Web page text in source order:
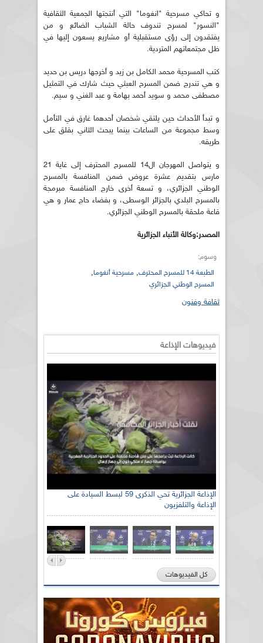
و تحاكي مسرحية "انغوما" التي أنتجتها الجمعية الثقافية
"النسور" لمسرح تندوف حالة الشباب الضائع و من
يفتقدون إلى رؤى مستقبلية أو مشاريع يسعون إليها في
ظل مجتمعاتهم المتردية.
كتب المسرحية محمد الكامل بن زيد و أخرجها دريس بن حديد
و هي تندرج ضمن المسرح العبثي حيث شارك في التمثيل
مصطفى محمد و سويد أحمد بهامة و عبد الغني و سيم.
و تبدأ الأحداث حين يلتقي شخصان أحدهما غارق في التأمل
وسط مجموعة من الساعات بينما يبحث الثاني بقلق على
طريقه.
و يتواصل المهرجان ال14 للمسرح المحترف إلى غاية 21
مارس بتقديم عشرة عروض ضمن المنافسة بالمسرح
الوطني الجزائري، و تسعة أخرى خارج المنافسة مبرمجة
بالمسرح البلدي بالجزائر الوسطى، و بفضاء حاج عمار و هي
قاعة ملحقة بالمسرح الوطني الجزائري.
المصدر:وكالة الأنباء الجزائرية
وسوم:
الطبعة 14 للمسرح المحترف
, مسرحية أنغوما,
المسرح الوطني الجزائري
ثقافة وفنون
فيديوهات الإذاعة
الإذاعة الجزائرية تحي الذكرى 59 لبسط السيادة على
الإذاعة والتلفزيون
كل الفيديوهات